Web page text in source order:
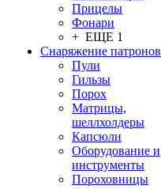
Прицелы
Фонари
+ ЕЩЕ 1
Снаряжение патронов
Пули
Гильзы
Порох
Матрицы,
шеллхолдеры
Капсюли
Оборудование и
инструменты
Пороховницы